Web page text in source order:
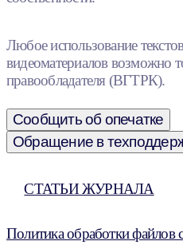
Любое использование
видеоматериалов возможно
правообладателя (ВГТРК).
Сообщить об опечатке
Обращение в
СТАТЬИ ЖУРНАЛА
Политика обработки файлов